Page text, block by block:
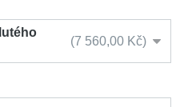
7 560,00 Kč